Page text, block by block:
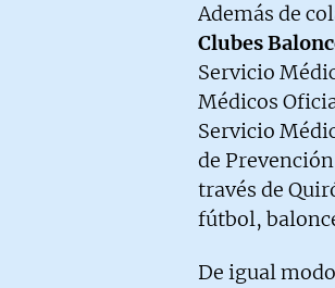
Además de
Clubes
Servicio
Médicos
Servicio
de
través de
fútbol,
De igual